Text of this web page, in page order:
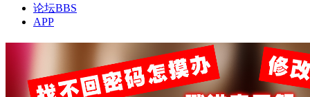
论坛BBS
APP